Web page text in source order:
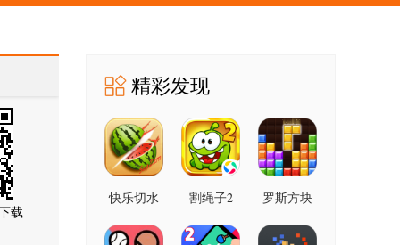
载
精彩发现
快乐切水
割绳子2 罗斯方块